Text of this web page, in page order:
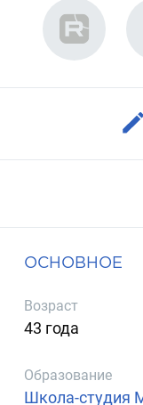
ОСНОВНОЕ
Возраст
43 года
Образование
Школа-студия